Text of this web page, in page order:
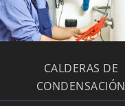
CALDERAS DE
CONDENSACIÓN